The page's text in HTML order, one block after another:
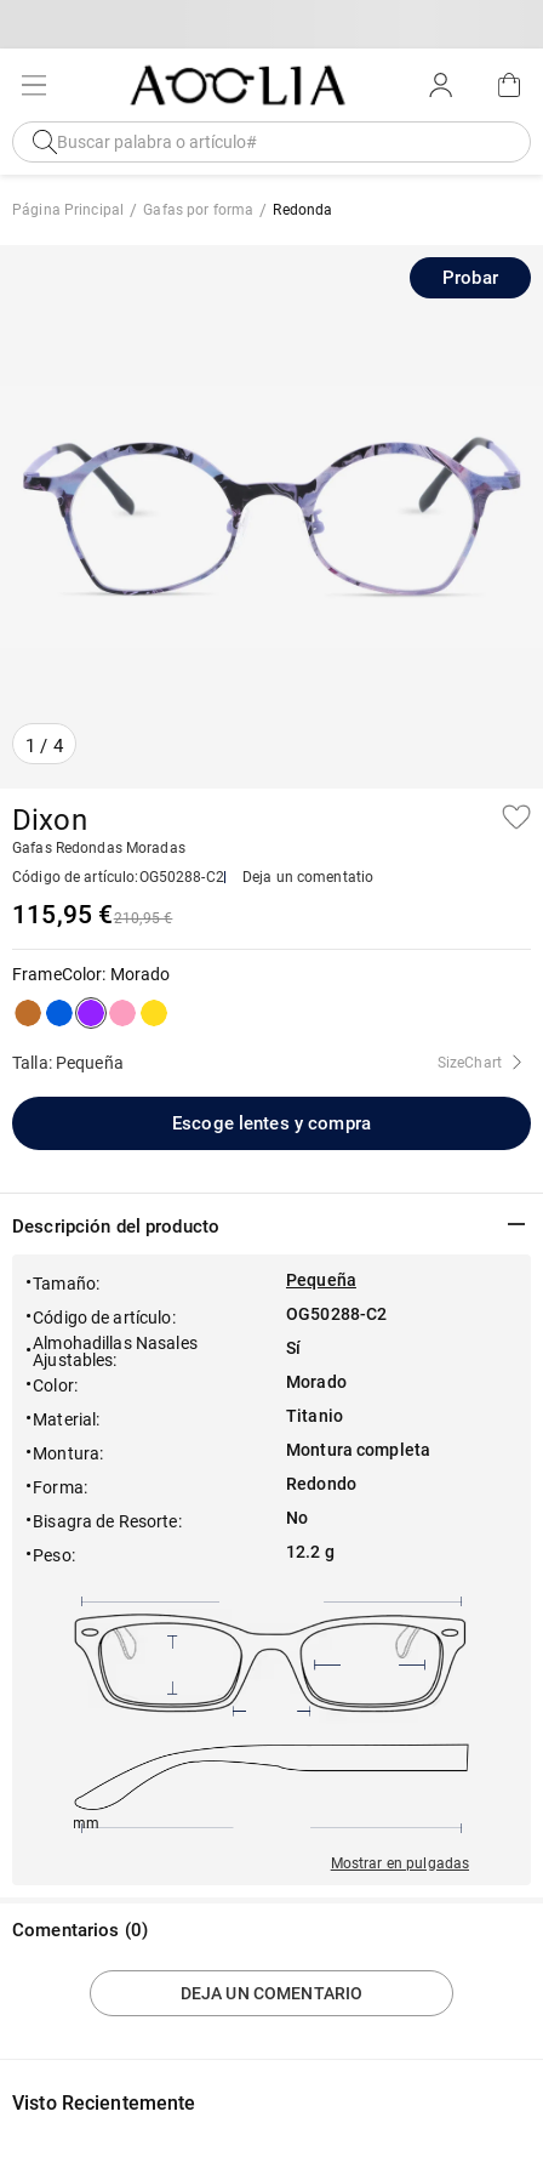
Página Principal Gafas por forma Redonda
1 / 4
Probar
Dixon
Gafas Redondas Moradas
Código de artículo:OG50288-C2 Deja un comentatio
115,95 €210,95 €
FrameColor: Morado
Talla: Pequeña SizeChart
Escoge lentes y compra
Descripción del producto
Tamaño:
Pequeña
Código de artículo:
OG50288-C2
Almohadillas Nasales
Ajustables:
Sí
Color:
Morado
Material :
Titanio
Montura:
Montura completa
Forma:
Redondo
Bisagra de Resorte:
No
Peso: 12.2 g
145mm
Mostrar en pulgadas
Comentarios (0)
DEJA UN COMENTARIO
Visto Recientemente